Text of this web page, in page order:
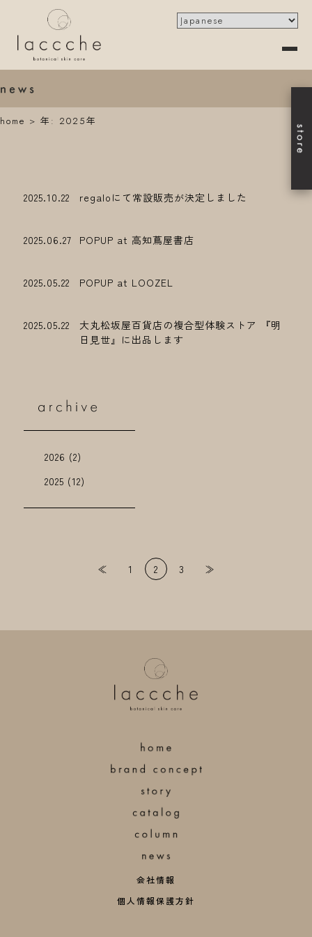
home > 年: 2025年
2025.10.22 regaloにて常設販売が決定しました
2025.06.27 POPUP at 高知蔦屋書店
2025.05.22 POPUP at LOOZEL
2025.05.22
大丸松坂屋百貨店の複合型体験ストア 『明
日見世』に出品します
2026 (2)
2025 (12)
≪ 1 2 3 ≫
会社情報
個人情報保護方針